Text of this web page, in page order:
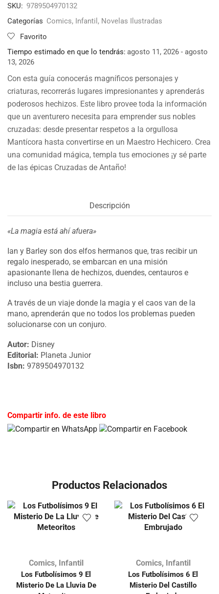
SKU: 9789504970132
Categorías Comics, Infantil , Novelas Ilustradas
Favorito
Tiempo estimado en que lo tendrás: agosto 11, 2026 - agosto
13, 2026
Con esta guía conocerás magníficos personajes y
criaturas, recorrerás lugares impresionantes y aprenderás
poderosos hechizos. Este libro provee toda la información
que un aventurero necesita para emprender sus nobles
cruzadas: desde presentar respetos a la orgullosa
Mantícora hasta convertirse en un Maestro Hechicero. Crea
una comunidad mágica, templa tus emociones ¡y sé parte
de las épicas Cruzadas de Antaño!
Descripción
«La magia está ahí afuera»
Ian y Barley son dos elfos hermanos que, tras recibir un
regalo inesperado, se embarcan en una misión
apasionante llena de hechizos, duendes, centauros e
incluso una bestia guerrera.
A través de un viaje donde la magia y el caos van de la
mano, aprenderán que no todos los problemas pueden
solucionarse con un conjuro.
Autor: Disney
Editorial: Planeta Junior
Isbn: 9789504970132
Compartir info. de este libro
Productos Relacionados
Comics, Infantil
Los Futbolísimos 9 El
Misterio De La Lluvia De
Comics, Infantil
Los Futbolísimos 6 El
Misterio Del Castillo